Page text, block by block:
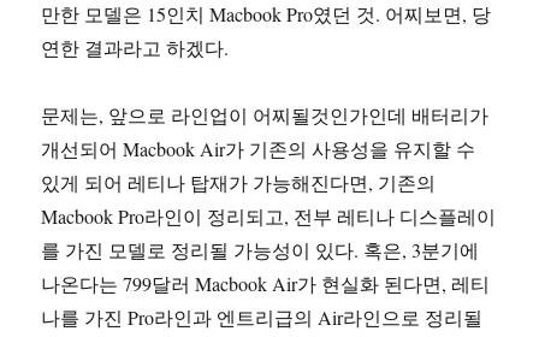
만한 모델은 15인치 Macbook Pro였던 것. 어찌보면, 당
연한 결과라고 하겠다.
문제는, 앞으로 라인업이 어찌될것인가인데 배터리가
개선되어 Macbook Air가 기존의 사용성을 유지할 수
있게 되어 레티나 탑재가 가능해진다면, 기존의
Macbook Pro라인이 정리되고, 전부 레티나 디스플레이
를 가진 모델로 정리될 가능성이 있다. 혹은, 3분기에
나온다는 799달러 Macbook Air가 현실화 된다면, 레티
나를 가진 Pro라인과 엔트리급의 Air라인으로 정리될